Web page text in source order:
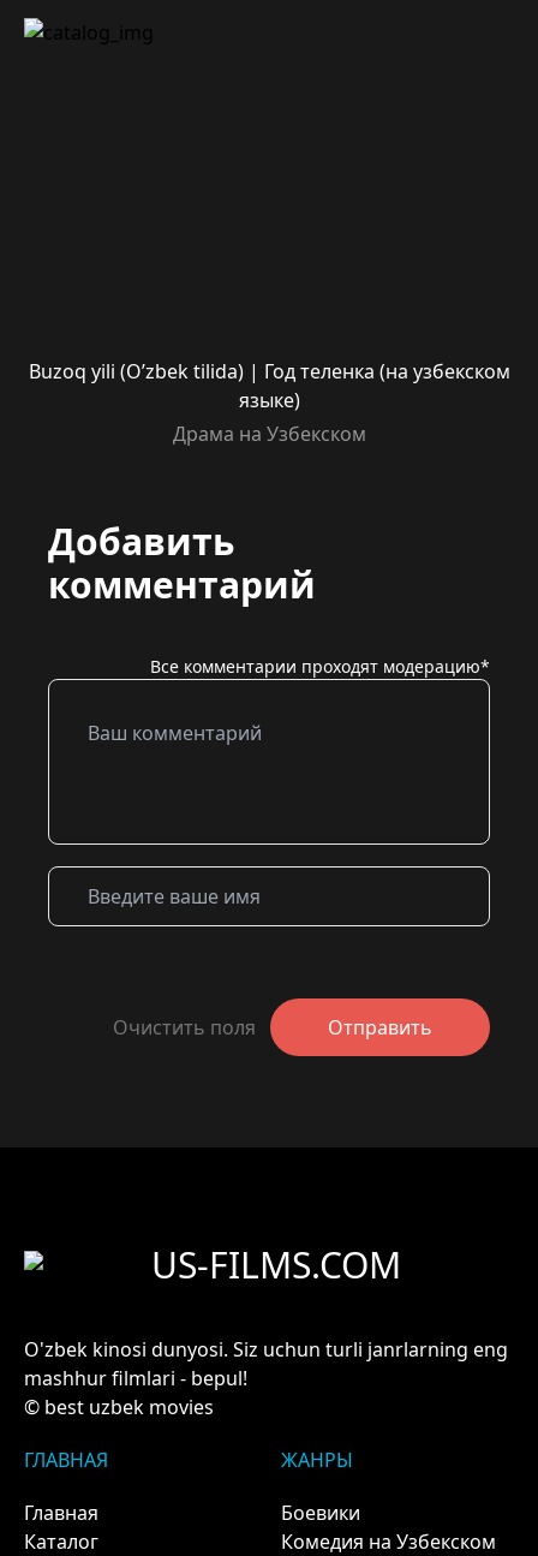
Buzoq yili (O’zbek tilida) | Год теленка (на узбекском
языке)
Драма на Узбекском
Добавить
комментарий
Все комментарии проходят модерацию*
Очистить поля Отправить
US-FILMS.COM
O'zbek kinosi dunyosi. Siz uchun turli janrlarning eng
mashhur filmlari - bepul!
© best uzbek movies
ГЛАВНАЯ
Главная
Каталог
ЖАНРЫ
Боевики
Комедия на Узбекском